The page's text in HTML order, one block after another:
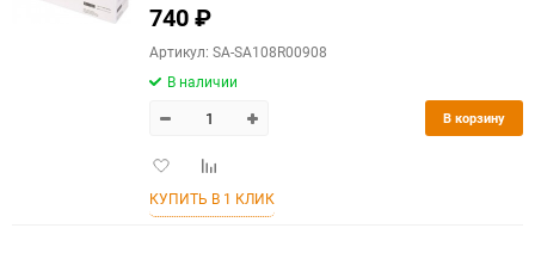
740₽
Артикул: SA-SA108R00908
В наличии
Добавить
избранное
Добавить
сравнению
В корзину
КУПИТЬ В 1 КЛИК